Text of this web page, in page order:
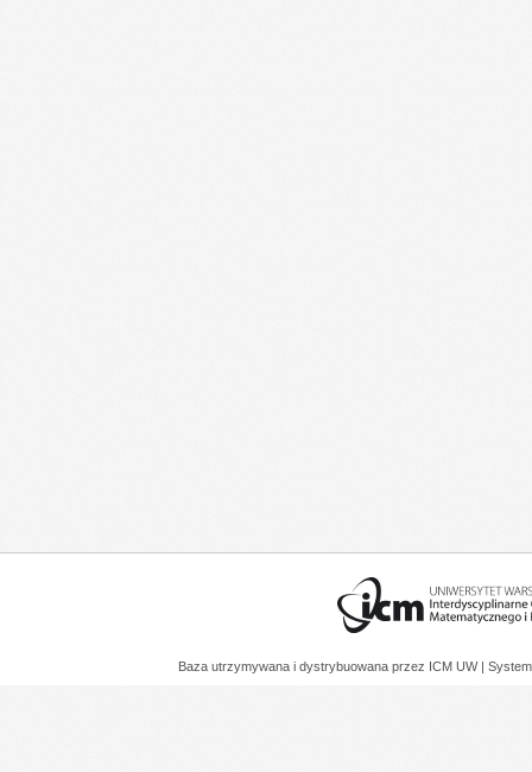
Baza utrzymywana i dystrybuowana przez ICM UW |